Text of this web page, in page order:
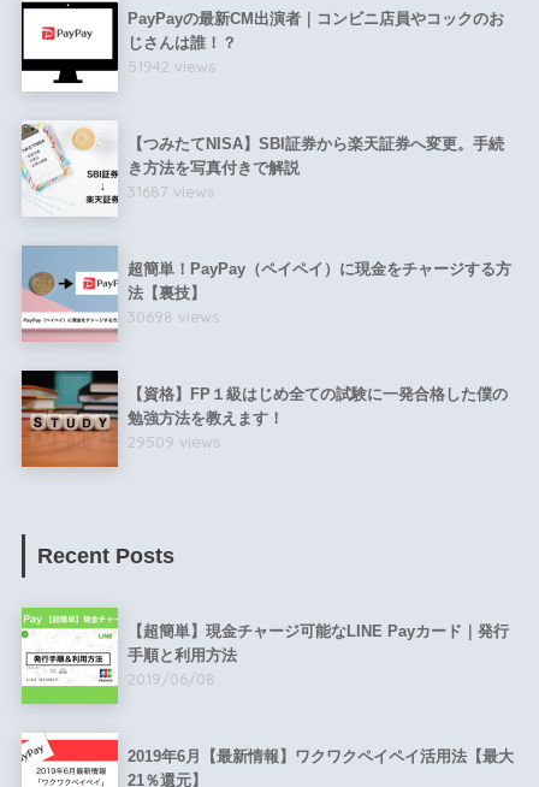
PayPayの最新CM出演者｜コンビニ店員やコックのお
じさんは誰！？
51942 views
【つみたてNISA】SBI証券から楽天証券へ変更。手続
き方法を写真付きで解説
31687 views
超簡単！PayPay（ペイペイ）に現金をチャージする方
法【裏技】
30698 views
【資格】FP１級はじめ全ての試験に一発合格した僕の
勉強方法を教えます！
29509 views
Recent Posts
【超簡単】現金チャージ可能なLINE Payカード｜発行
手順と利用方法
2019/06/08
2019年6月【最新情報】ワクワクペイペイ活用法【最大
21％還元】